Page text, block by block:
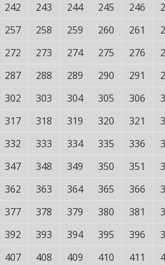
242
243 244 245 246
257
258 259 260 261
272
273 274 275 276
287
288 289 290 291
302
303 304 305 306
317
318 319 320 321
332
333 334 335 336
347
348 349 350 351
362
363 364 365 366
377
378 379 380 381
392
393 394 395 396
407
408 409 410 411